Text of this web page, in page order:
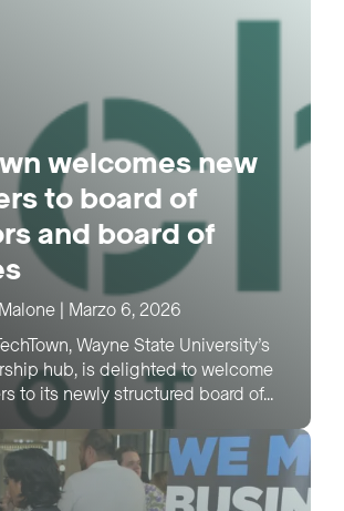
welcomes new
to board of
and board of
| Marzo 6, 2026
Wayne State University’s
hub, is delighted to welcome
to its newly structured board of...